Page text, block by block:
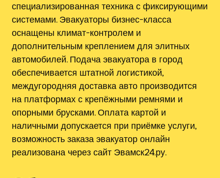
специализированная техника с фиксирующими
системами. Эвакуаторы бизнес-класса
оснащены климат-контролем и
дополнительным креплением для элитных
автомобилей. Подача эвакуатора в город
обеспечивается штатной логистикой,
междугородняя доставка авто производится
на платформах с крепёжными ремнями и
опорными брусками. Оплата картой и
наличными допускается при приёмке услуги,
возможность заказа эвакуатор онлайн
реализована через сайт Эвамск24.ру.